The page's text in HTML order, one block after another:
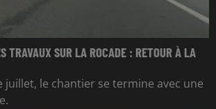
TRAVAUX SUR LA ROCADE : RETOUR À LA
juillet, le chantier se termine avec une